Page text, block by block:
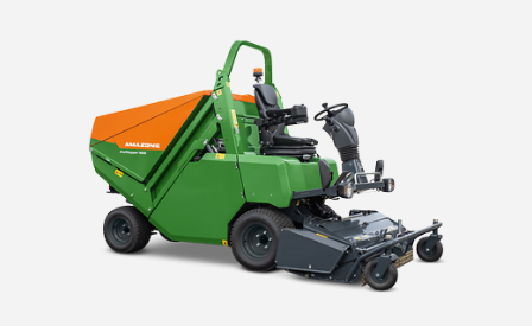
ProfiMower von AMAZONE meistern viele
Herausforderung der Grünflächenpflege –
schlagkräftig in der Flächenleistung,
komfortabel und einfach in der Bedienung,
herausragend in Stabilität und Robustheit. Die
ProfiHopper sind sehr flexibel in ihren
Einsatzmöglichkeiten, ob das Schneiden und